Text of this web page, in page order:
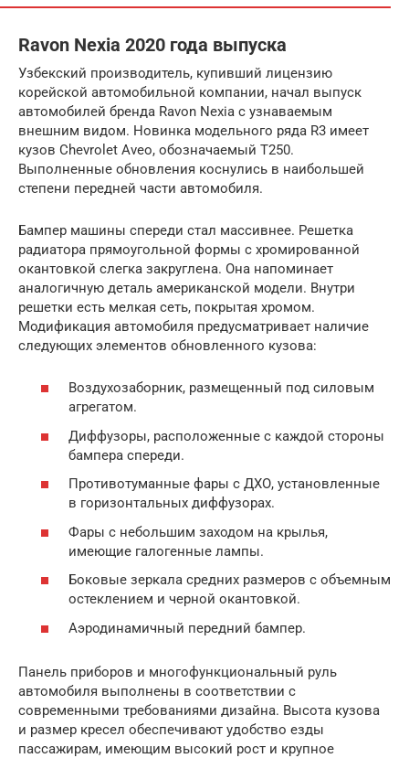
Ravon Nexia 2020 года выпуска
Узбекский производитель, купивший лицензию
корейской автомобильной компании, начал выпуск
автомобилей бренда Ravon Nexia с узнаваемым
внешним видом. Новинка модельного ряда R3 имеет
кузов Chevrolet Aveo, обозначаемый Т250.
Выполненные обновления коснулись в наибольшей
степени передней части автомобиля.
Бампер машины спереди стал массивнее. Решетка
радиатора прямоугольной формы с хромированной
окантовкой слегка закруглена. Она напоминает
аналогичную деталь американской модели. Внутри
решетки есть мелкая сеть, покрытая хромом.
Модификация автомобиля предусматривает наличие
следующих элементов обновленного кузова:
Воздухозаборник, размещенный под силовым
агрегатом.
Диффузоры, расположенные с каждой стороны
бампера спереди.
Противотуманные фары с ДХО, установленные
в горизонтальных диффузорах.
Фары с небольшим заходом на крылья,
имеющие галогенные лампы.
Боковые зеркала средних размеров с объемным
остеклением и черной окантовкой.
Аэродинамичный передний бампер.
Панель приборов и многофункциональный руль
автомобиля выполнены в соответствии с
современными требованиями дизайна. Высота кузова
и размер кресел обеспечивают удобство езды
пассажирам, имеющим высокий рост и крупное